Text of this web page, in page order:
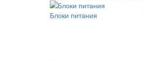
Блоки питания